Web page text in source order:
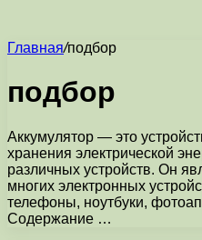
Главная/подбор
подбор
Аккумулятор — это
хранения электрической
различных устройств. Он
многих электронных
телефоны, ноутбуки,
Содержание …